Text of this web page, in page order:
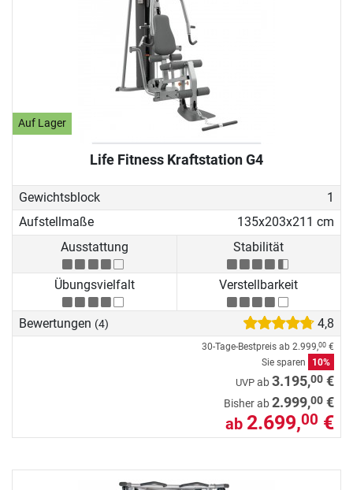
Auf Lager
Life Fitness Kraftstation G4
Gewichtsblock
1
Aufstellmaße
135x203x211 cm
Ausstattung
Stabilität
Übungsvielfalt Verstellbarkeit
Bewertungen (4) 4,8
30-Tage-Bestpreis ab 2.999,00 €
Sie sparen
10%
UVP ab3.195,00 €
Bisher ab2.999,00 €
ab 2.699,00 €